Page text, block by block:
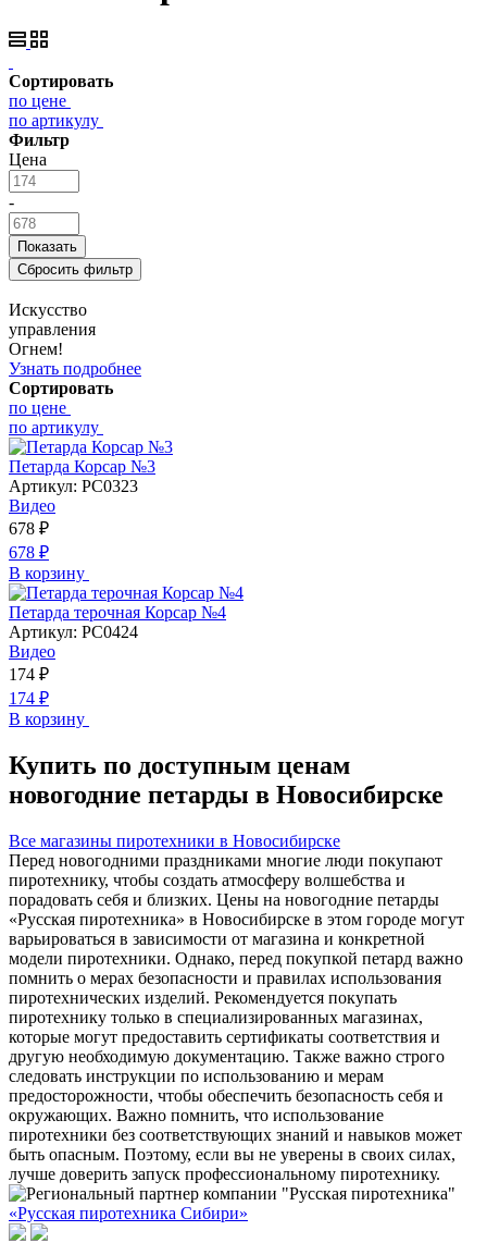
Сортировать
по цене
по артикулу
Фильтр
Цена
-
Искусство
управления
Огнем!
Узнать подробнее
Сортировать
по цене
по артикулу
Петарда Корсар №3
Артикул: РС0323
Видео
678 ₽
678 ₽
В корзину
Петарда терочная Корсар №4
Артикул: РС0424
Видео
174 ₽
174 ₽
В корзину
Купить по доступным ценам
новогодние петарды в Новосибирске
Все магазины пиротехники в Новосибирске
Перед новогодними праздниками многие люди покупают
пиротехнику, чтобы создать атмосферу волшебства и
порадовать себя и близких. Цены на новогодние петарды
«Русская пиротехника» в Новосибирске в этом городе могут
варьироваться в зависимости от магазина и конкретной
модели пиротехники. Однако, перед покупкой петард важно
помнить о мерах безопасности и правилах использования
пиротехнических изделий. Рекомендуется покупать
пиротехнику только в специализированных магазинах,
которые могут предоставить сертификаты соответствия и
другую необходимую документацию. Также важно строго
следовать инструкции по использованию и мерам
предосторожности, чтобы обеспечить безопасность себя и
окружающих. Важно помнить, что использование
пиротехники без соответствующих знаний и навыков может
быть опасным. Поэтому, если вы не уверены в своих силах,
лучше доверить запуск профессиональному пиротехнику.
«Русская пиротехника Сибири»